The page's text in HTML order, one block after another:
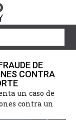
DE
CONTRA
un caso de
contra un